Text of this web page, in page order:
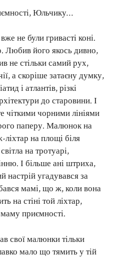
Юльчику…
не були гривасті коні.
Любив його якось дивно,
не стільки самий рух,
а скоріше затаєну думку,
і атлантів, різкі
до старовини. І
чіткими чорними лініями
паперу. Малюнок на
ліхтар на площі біля
на тротуарі,
І більше ані штриха,
угадувався за
мамі, що ж, коли вона
на стіні той ліхтар,
приємності.
свої малюнки тільки
мало що тямить у тій